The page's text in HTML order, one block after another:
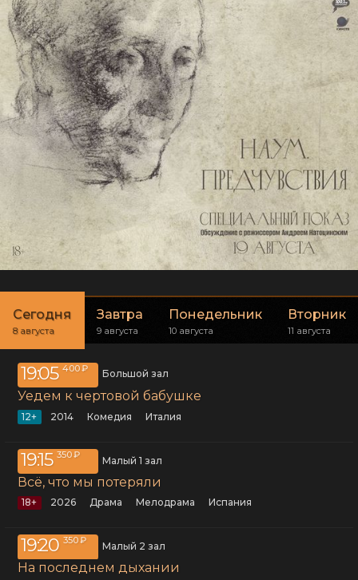
Сегодня
8 августа
Завтра
9 августа
Понедельник
10 августа
Вторник
11 августа
19:05 400 ₽ Большой зал
Уедем к чертовой бабушке
12+ 2014 комедия Италия
19:15 350 ₽ Малый 1 зал
Всё, что мы потеряли
18+ 2026 драма мелодрама Испания
19:20 350 ₽ Малый 2 зал
На последнем дыхании